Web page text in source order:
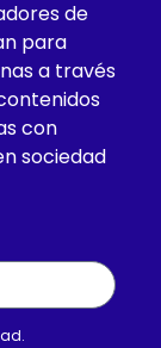
de
para
a través
con
sociedad